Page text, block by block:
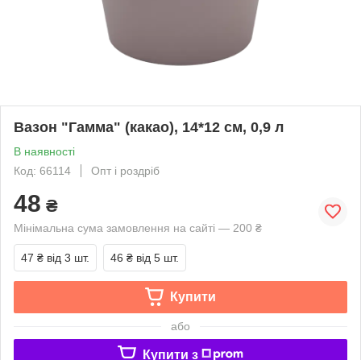
Вазон "Гамма" (какао), 14*12 см, 0,9 л
В наявності
Код: 66114
Опт і роздріб
48 ₴
Мінімальна сума замовлення на сайті — 200 ₴
47 ₴ від 3 шт. 46 ₴ від 5 шт.
Купити
або
Купити з